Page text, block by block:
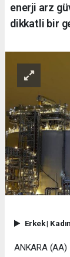
enerji arz
dikkatli bir
Erkek| Kadın
ANKARA (AA)